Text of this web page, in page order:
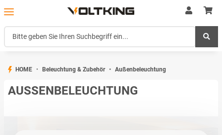
HOME Beleuchtung & Zubehör Außenbeleuchtung
AUSSENBELEUCHTUNG